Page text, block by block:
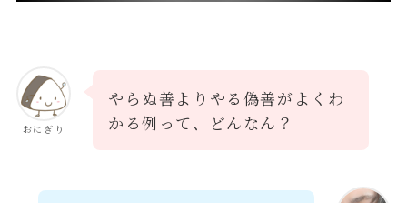
おにぎり
やらぬ善よりやる偽善がよくわ
かる例って、どんなん？